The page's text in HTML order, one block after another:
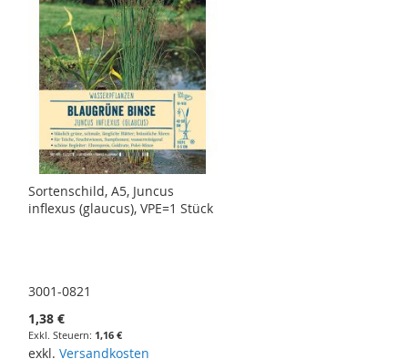
Sortenschild, A5, Juncus
inflexus (glaucus), VPE=1 Stück
3001-0821
1,38 €
1,16 €
exkl. Versandkosten